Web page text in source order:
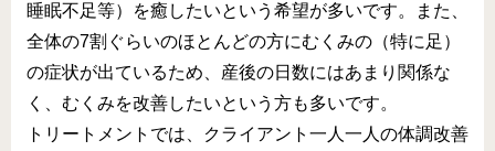
睡眠不足等）を癒したいという希望が多いです。また、
全体の7割ぐらいのほとんどの方にむくみの（特に足）
の症状が出ているため、産後の日数にはあまり関係な
く、むくみを改善したいという方も多いです。
トリートメントでは、クライアント一人一人の体調改善